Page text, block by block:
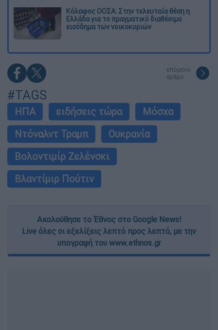
Κόλαφος ΟΟΣΑ: Στην τελευταία θέση η
Ελλάδα για το πραγματικό διαθέσιμο
εισόδημα των νοικοκυριών
επόμενο
άρθρο
#TAGS
ΗΠΑ ειδήσεις τώρα
Μόσχα
Ντόναλντ Τραμπ
Ουκρανία
Βολοντιμίρ Ζελένσκι
Βλαντίμιρ Πούτιν
Ακολούθησε το Έθνος στο Google News!
Live όλες οι εξελίξεις λεπτό προς λεπτό, με την
υπογραφή του www.ethnos.gr